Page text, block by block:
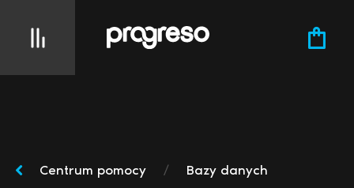
Centrum pomocy / Bazy danych